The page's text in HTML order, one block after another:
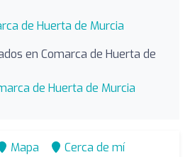
de Huerta de Murcia
en Comarca de Huerta de
de Huerta de Murcia
Mapa
Cerca de mí